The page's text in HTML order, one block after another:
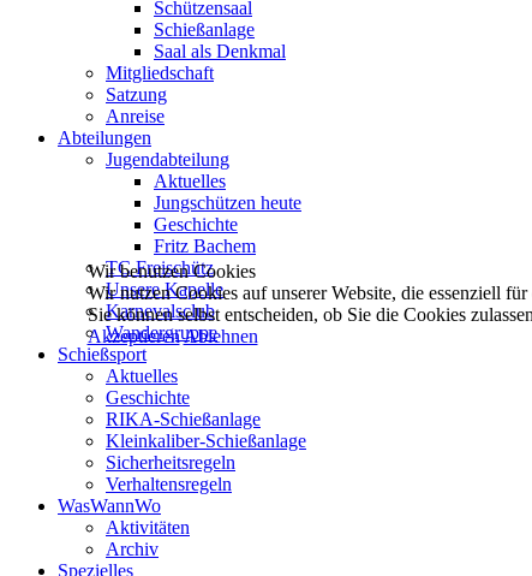
Schützensaal
Schießanlage
Saal als Denkmal
Mitgliedschaft
Satzung
Anreise
Abteilungen
Jugendabteilung
Aktuelles
Jungschützen heute
Geschichte
Fritz Bachem
TC Freischütz
Unsere Kapelle
Karnevalsclub
Wandergruppe
Schießsport
Aktuelles
Geschichte
RIKA-Schießanlage
Kleinkaliber-Schießanlage
Sicherheitsregeln
Verhaltensregeln
WasWannWo
Aktivitäten
Archiv
Spezielles
Wir benutzen Cookies
Wir nutzen Cookies auf unserer Website, die essenziell
Sie können selbst entscheiden, ob Sie die Cookies
AkzeptierenAblehnen